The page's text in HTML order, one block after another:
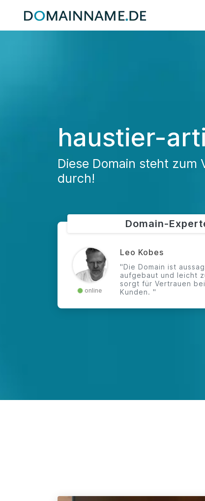
haustier-
Diese Domain steht
durch!
Domain-
online
Leo Kobes
"Die Domain ist
aufgebaut und leicht
sorgt für Vertrauen
Kunden. "